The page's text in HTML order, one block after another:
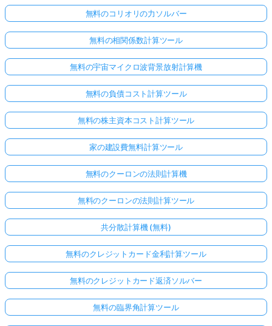
無料のコリオリの力ソルバー
無料の相関係数計算ツール
無料の宇宙マイクロ波背景放射計算機
無料の負債コスト計算ツール
無料の株主資本コスト計算ツール
家の建設費無料計算ツール
無料のクーロンの法則計算機
無料のクーロンの法則計算ツール
共分散計算機 (無料)
無料のクレジットカード金利計算ツール
無料のクレジットカード返済ソルバー
無料の臨界角計算ツール